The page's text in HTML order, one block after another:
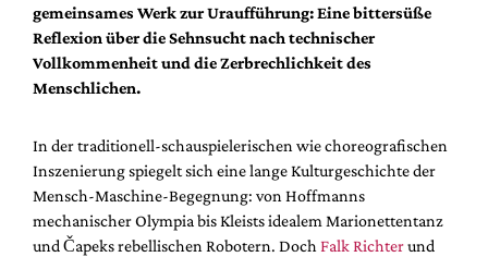
Service
Shop / Abo
Redaktion
Autor:innen
Partner
Mediadaten
gemeinsames Werk zur Uraufführung: Eine bittersüße
Reflexion über die Sehnsucht nach technischer
Vollkommenheit und die Zerbrechlichkeit des
Menschlichen.
In der traditionell-schauspielerischen wie choreografischen
Inszenierung spiegelt sich eine lange Kulturgeschichte der
Mensch-Maschine-Begegnung: von Hoffmanns
mechanischer Olympia bis Kleists idealem Marionettentanz
und Čapeks rebellischen Robotern. Doch Falk Richterund